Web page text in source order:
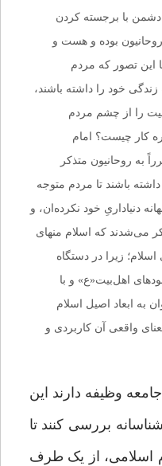
دشمن با برجسته ‌کردن
بوده و هست و
این تصور که مردم
زندگی خود را داشته باشند،
را از چشم مردم
کار چیست؟ امام
به روحانیون متذکر
باشند تا مردم متوجه
دنیاداریِ خود نکرده‌ان، و
می‌شدند که اسلام منهای
زیرا در دستگاه
اهل‌بیت«ع» و با
ابعاد اصیل اسلام
واقعی آن کاربردی و
وظیفه دارند این
بررسی کنند تا
اسلامی، از یک طرف